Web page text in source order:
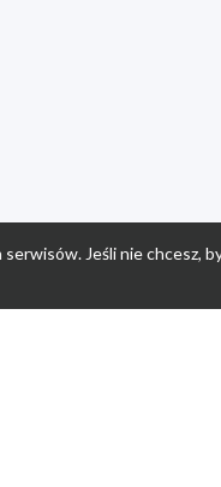
Jeśli nie chcesz,